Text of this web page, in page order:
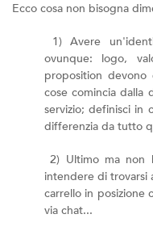
Ecco cosa non bisogna
1) Avere
ovunque: logo,
proposition devono
cose comincia
servizio; definisci in
differenzia da tutto
2) Ultimo ma non
intendere di trovarsi
carrello in posizione
via chat...